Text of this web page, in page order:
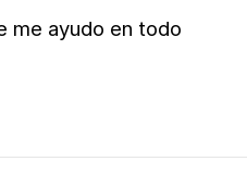
me ayudo en todo